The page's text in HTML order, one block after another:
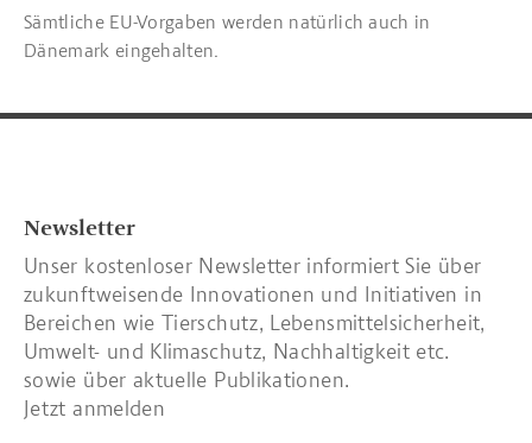
Sämtliche EU-Vorgaben werden natürlich auch in
Dänemark eingehalten.
Newsletter
Unser kostenloser Newsletter informiert Sie über
zukunftweisende Innovationen und Initiativen in
Bereichen wie Tierschutz, Lebensmittelsicherheit,
Umwelt- und Klimaschutz, Nachhaltigkeit etc.
sowie über aktuelle Publikationen.
Jetzt anmelden